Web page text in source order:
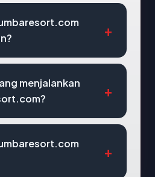
menjalankan